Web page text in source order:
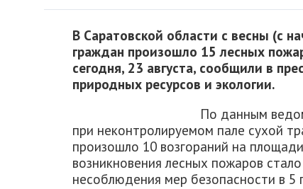
В Саратовской области с весны (с
граждан произошло 15 лесных
сегодня, 23 августа, сообщили в
природных ресурсов и экологии.
По данным
при неконтролируемом пале сухой
произошло 10 возгораний на
возникновения лесных пожаров
несоблюдения мер безопасности в 5